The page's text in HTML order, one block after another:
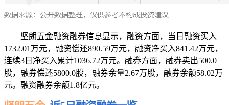
坚朗五金融资融券信息显示，融资方面，当日融资买入
1732.01万元，融资偿还890.59万元，融资净买入841.42万元，
连续3日净买入累计1036.72万元。融券方面，融券卖出500.0
股，融券偿还5800.0股，融券余量2.67万股，融券余额58.02万
元。融资融券余额1.8亿元。